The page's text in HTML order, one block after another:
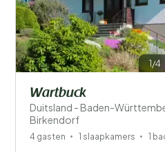
1/4
Wartbuck
Duitsland - Baden-
Birkendorf
4 gasten 1 slaapkamers 1